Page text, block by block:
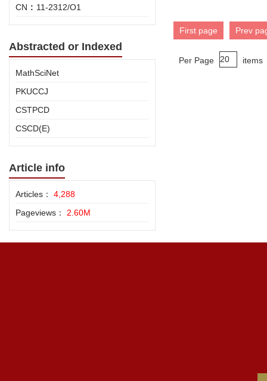
CN : 11-2312/O1
Abstracted or Indexed
MathSciNet
PKUCCJ
CSTPCD
CSCD(E)
Article info
Articles： 4,288
Pageviews： 2.60M
First page Prev
Per Page items